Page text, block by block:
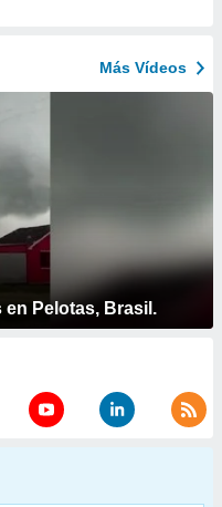
Más Vídeos
Pelotas, Brasil.